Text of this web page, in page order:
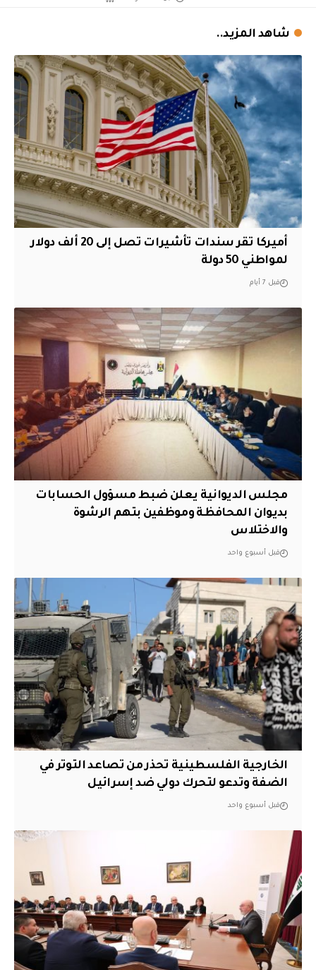
شاهد المزيد..
أميركا تقر سندات تأشيرات تصل إلى 20 ألف دولار
لمواطني 50 دولة
قبل 7 أيام
مجلس الديوانية يعلن ضبط مسؤول الحسابات
بديوان المحافظة وموظفين بتهم الرشوة
والاختلاس
قبل أسبوع واحد
الخارجية الفلسطينية تحذر من تصاعد التوتر في
الضفة وتدعو لتحرك دولي ضد إسرائيل
قبل أسبوع واحد